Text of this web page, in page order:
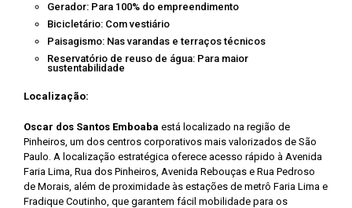
Gerador: Para 100% do empreendimento
Bicicletário: Com vestiário
Paisagismo: Nas varandas e terraços técnicos
Reservatório de reuso de água: Para maior
sustentabilidade
Localização:
Oscar dos Santos Emboaba está localizado na região de
Pinheiros, um dos centros corporativos mais valorizados de São
Paulo. A localização estratégica oferece acesso rápido à Avenida
Faria Lima, Rua dos Pinheiros, Avenida Rebouças e Rua Pedroso
de Morais, além de proximidade às estações de metrô Faria Lima e
Fradique Coutinho, que garantem fácil mobilidade para os